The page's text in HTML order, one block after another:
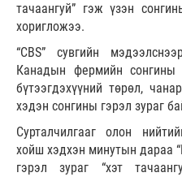
тачаангуй” гэж үзэн
хоригложээ.
“CBS” сувгийн
Канадын фермийн сонгины
бүтээгдэхүүний төрөл,
хэдэн сонгины гэрэл зураг
Сурталчилгааг олон
хойш хэдхэн минутын дараа
гэрэл зураг “хэт